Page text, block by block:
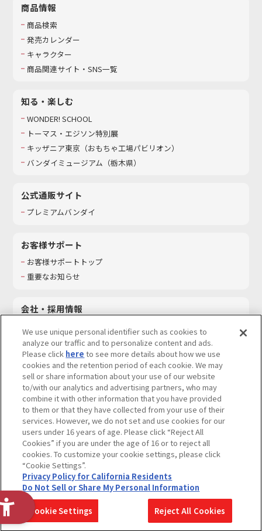
商品情報
商品検索
発売カレンダー
キャラクター
商品関連サイト・SNS一覧
知る・楽しむ
WONDER! SCHOOL
トーマス・エジソン特別展
キッザニア東京（おもちゃ工場パビリオン）​
バンダイミュージアム（栃木県）
公式通販サイト
プレミアムバンダイ
お客様サポート
お客様サポートトップ
重要なお知らせ
会社・採用情報
採用情報
サステナビリティ
お問い合わせ
ウェブサイトご利用条件 ソーシャルメディアポリシー
個人情報及び特定個人情報等の取り扱いに関する保護方針
Do Not Sell or Share My Personal Information著作権・商標について
カスタマーハラスメントに対する基本的な対応方針
コピーライト一覧を表示する
We use unique personal identifier such as cookies to
analyze our traffic and to personalize content and ads.
Please click here to see more details about how we use
cookies and the retention period of each cookie. We may
sell or share information about your use of our website
to/with our analytics and advertising partners, who may
combine it with other information that you have provided
to them or that they have collected from your use of their
services. However, we do not set and use cookies for our
users under 16 years of age. Please click “Reject All
Cookies” if you are under the age of 16 or to reject all
cookies. To customize your cookie settings, please click
“Cookie Settings”.
Privacy Policy for California Residents
Do Not Sell or Share My Personal Information
Cookie Settings Reject All Cookies